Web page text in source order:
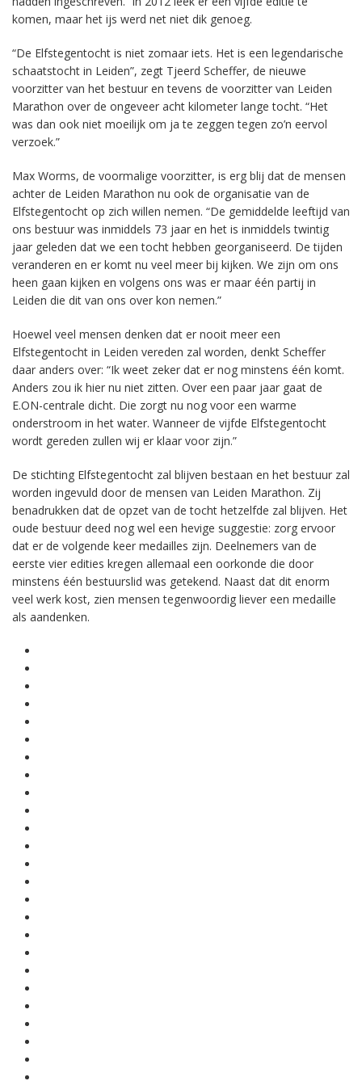
komen, maar het ijs werd net niet dik genoeg.
“De Elfstegentocht is niet zomaar iets. Het is een legendarische
schaatstocht in Leiden”, zegt Tjeerd Scheffer, de nieuwe
voorzitter van het bestuur en tevens de voorzitter van Leiden
Marathon over de ongeveer acht kilometer lange tocht. “Het
was dan ook niet moeilijk om ja te zeggen tegen zo’n eervol
verzoek.”
Max Worms, de voormalige voorzitter, is erg blij dat de mensen
achter de Leiden Marathon nu ook de organisatie van de
Elfstegentocht op zich willen nemen. “De gemiddelde leeftijd van
ons bestuur was inmiddels 73 jaar en het is inmiddels twintig
jaar geleden dat we een tocht hebben georganiseerd. De tijden
veranderen en er komt nu veel meer bij kijken. We zijn om ons
heen gaan kijken en volgens ons was er maar één partij in
Leiden die dit van ons over kon nemen.”
Hoewel veel mensen denken dat er nooit meer een
Elfstegentocht in Leiden vereden zal worden, denkt Scheffer
daar anders over: “Ik weet zeker dat er nog minstens één komt.
Anders zou ik hier nu niet zitten. Over een paar jaar gaat de
E.ON-centrale dicht. Die zorgt nu nog voor een warme
onderstroom in het water. Wanneer de vijfde Elfstegentocht
wordt gereden zullen wij er klaar voor zijn.”
De stichting Elfstegentocht zal blijven bestaan en het bestuur zal
worden ingevuld door de mensen van Leiden Marathon. Zij
benadrukken dat de opzet van de tocht hetzelfde zal blijven. Het
oude bestuur deed nog wel een hevige suggestie: zorg ervoor
dat er de volgende keer medailles zijn. Deelnemers van de
eerste vier edities kregen allemaal een oorkonde die door
minstens één bestuurslid was getekend. Naast dat dit enorm
veel werk kost, zien mensen tegenwoordig liever een medaille
als aandenken.